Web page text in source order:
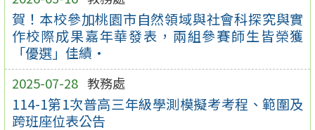
賀！本校參加桃園市自然領域與社會科探究與實
作校際成果嘉年華發表，兩組參賽師生皆榮獲
「優選」佳績·
2025-07-28 教務處
114-1第1次普高三年級學測模擬考考程、範圍及
跨班座位表公告